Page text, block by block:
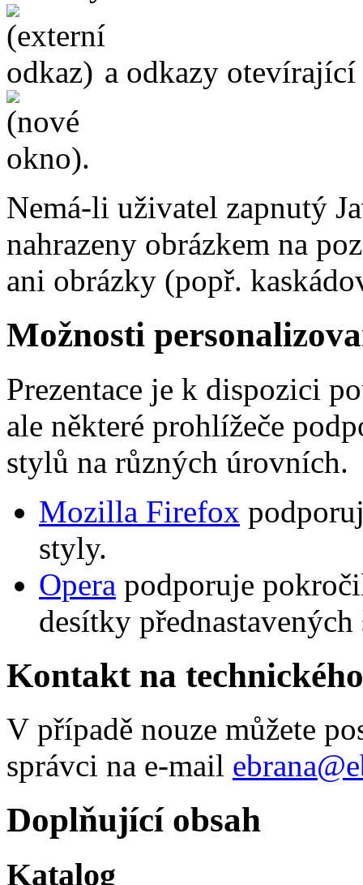
a odkazy
.
Nemá-li uživatel zapnutý
nahrazeny obrázkem na
ani obrázky (popř.
Možnosti
Prezentace je k dispozici
ale některé prohlížeče
stylů na různých úrovních.
Mozilla Firefox
styly.
Opera podporuje
desítky přednastavených
Kontakt na
V případě nouze můžete
správci na e-mail
Doplňující obsah
Katalog